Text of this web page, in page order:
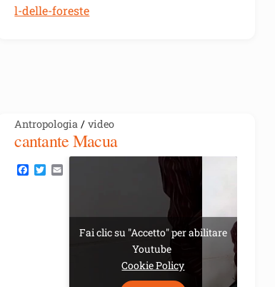
l-delle-foreste
Antropologia / video
cantante Macua
F T
Fai clic su "Accetto" per abilitare
Youtube
Cookie Policy